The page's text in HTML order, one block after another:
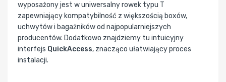
wyposażony jest w uniwersalny rowek typu T
zapewniający kompatybilność z większością boxów,
uchwytów i bagażników od najpopularniejszych
producentów. Dodatkowo znajdziemy tu intuicyjny
interfejs QuickAccess, znacząco ułatwiający proces
instalacji.